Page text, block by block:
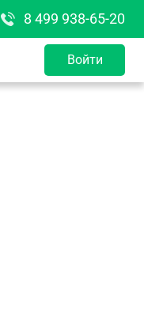
8 499 938-65-20
Войти